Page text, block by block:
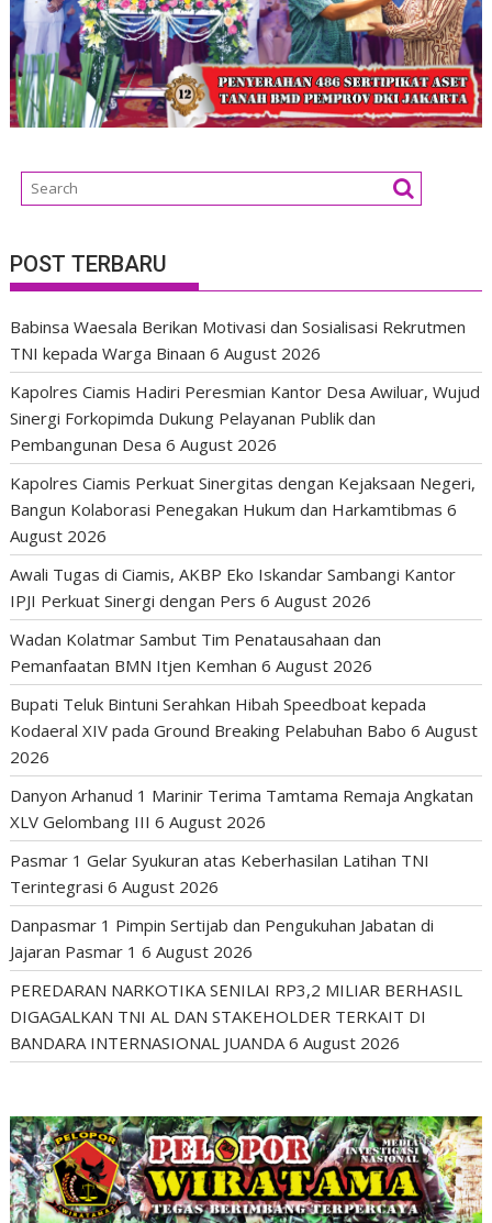
POST TERBARU
Babinsa Waesala Berikan Motivasi dan Sosialisasi Rekrutmen
TNI kepada Warga Binaan 6 August 2026
Kapolres Ciamis Hadiri Peresmian Kantor Desa Awiluar, Wujud
Sinergi Forkopimda Dukung Pelayanan Publik dan
Pembangunan Desa 6 August 2026
Kapolres Ciamis Perkuat Sinergitas dengan Kejaksaan Negeri,
Bangun Kolaborasi Penegakan Hukum dan Harkamtibmas 6
August 2026
Awali Tugas di Ciamis, AKBP Eko Iskandar Sambangi Kantor
IPJI Perkuat Sinergi dengan Pers 6 August 2026
Wadan Kolatmar Sambut Tim Penatausahaan dan
Pemanfaatan BMN Itjen Kemhan 6 August 2026
Bupati Teluk Bintuni Serahkan Hibah Speedboat kepada
Kodaeral XIV pada Ground Breaking Pelabuhan Babo 6 August
2026
Danyon Arhanud 1 Marinir Terima Tamtama Remaja Angkatan
XLV Gelombang III 6 August 2026
Pasmar 1 Gelar Syukuran atas Keberhasilan Latihan TNI
Terintegrasi 6 August 2026
Danpasmar 1 Pimpin Sertijab dan Pengukuhan Jabatan di
Jajaran Pasmar 1 6 August 2026
PEREDARAN NARKOTIKA SENILAI RP3,2 MILIAR BERHASIL
DIGAGALKAN TNI AL DAN STAKEHOLDER TERKAIT DI
BANDARA INTERNASIONAL JUANDA 6 August 2026